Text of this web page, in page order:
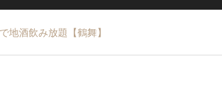
地酒飲み放題【鶴舞】